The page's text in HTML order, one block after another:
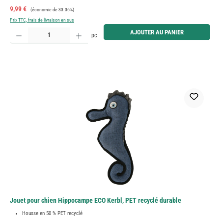
Prix de vente :
9,99 € Prix régulier :
(économie de 33.36%)
Prix TTC, frais de livraison en sus
Quantité de produit : Entrez la quantité souhaitée ou utilisez les boutons pour augmenter ou
pc AJOUTER AU PANIER
Jouet pour chien Hippocampe ECO Kerbl, PET recyclé durable
Housse en 50 % PET recyclé